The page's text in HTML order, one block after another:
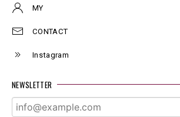
MY
CONTACT
Instagram
NEWSLETTER